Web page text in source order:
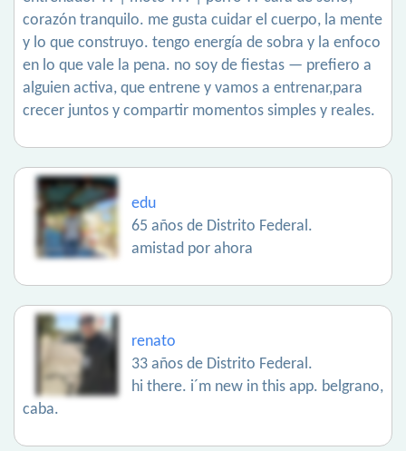
corazón tranquilo. me gusta cuidar el cuerpo, la mente
y lo que construyo. tengo energía de sobra y la enfoco
en lo que vale la pena. no soy de fiestas — prefiero a
alguien activa, que entrene y vamos a entrenar,para
crecer juntos y compartir momentos simples y reales.
edu
65 años de Distrito Federal.
amistad por ahora
renato
33 años de Distrito Federal.
hi there. i´m new in this app. belgrano,
caba.